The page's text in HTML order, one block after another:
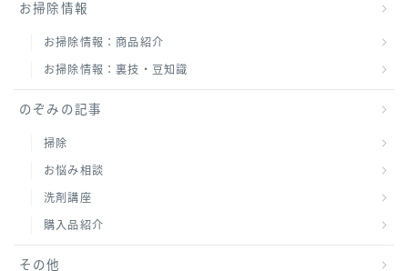
お掃除情報
お掃除情報：商品紹介
お掃除情報：裏技・豆知識
のぞみの記事
掃除
お悩み相談
洗剤講座
購入品紹介
その他